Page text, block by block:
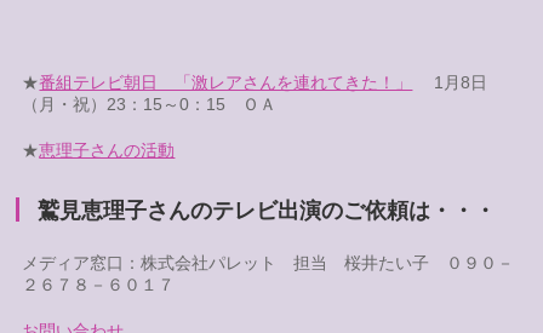
★番組テレビ朝日 「激レアさんを連れてきた！」
1月8日
（月・祝）23：15～0：15 ＯＡ
★恵理子さんの活動
鷲見恵理子さんのテレビ出演のご依頼は・・・
メディア窓口：株式会社パレット 担当 桜井たい子 ０９０－
２６７８－６０１７